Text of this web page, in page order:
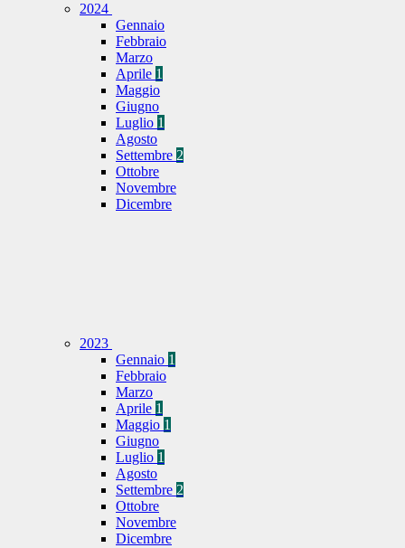
2024
Gennaio
Febbraio
Marzo
Aprile 1
Maggio
Giugno
Luglio 1
Agosto
Settembre 2
Ottobre
Novembre
Dicembre
2023
Gennaio 1
Febbraio
Marzo
Aprile 1
Maggio 1
Giugno
Luglio 1
Agosto
Settembre 2
Ottobre
Novembre
Dicembre